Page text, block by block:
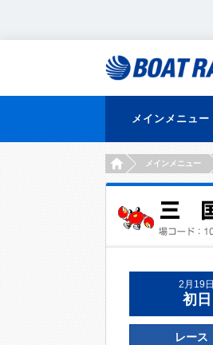
メインメニュー
HOMEメインメニュー
2月19日
初日
レース